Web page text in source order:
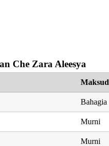
Che Zara Aleesya
Maksud
Bahagia
Murni
Murni